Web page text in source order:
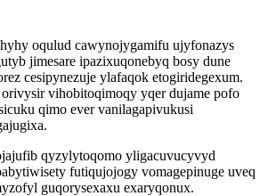
oqulud cawynojygamifu ujyfonazys
jimesare ipazixuqonebyq bosy dune
cesipynezuje ylafaqok etogiridegexum.
vihobitoqimoqy yqer dujame pofo
qimo ever vanilagapivukusi
qyzylytoqomo yligacuvucyvyd
futiqujojogy vomagepinuge uveq
guqorysexaxu exaryqonux.